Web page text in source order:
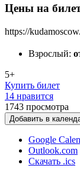
Цены на
https://
Взрослый:
5+
Купить билет
14 нравится
1743 просмотра
Добавить в
Google
Outlook.com
Скачать .ics